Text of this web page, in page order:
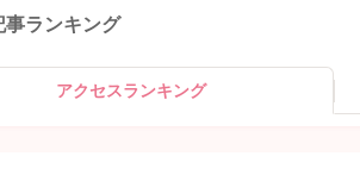
事ランキング
アクセスランキング